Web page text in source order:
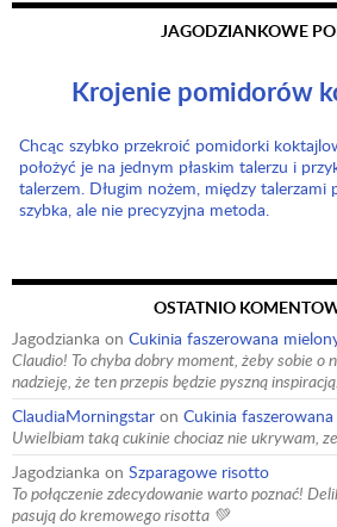
JAGODZIANKOWE
Krojenie pomidorów
Chcąc szybko przekroić pomidorki
położyć je na jednym płaskim talerzu i
talerzem. Długim nożem, między
szybka, ale nie precyzyjna metoda.
OSTATNIO
Jagodzianka on Cukinia faszerowana
Claudio! To chyba dobry moment, żeby sobie o
nadzieję, że ten przepis będzie pyszną inspiracją.
ClaudiaMorningstar on Cukinia
Uwielbiam taką cukinie chociaz nie ukrywam,
Jagodzianka on Szparagowe risotto
To połączenie zdecydowanie warto poznać!
pasują do kremowego risotta 💚